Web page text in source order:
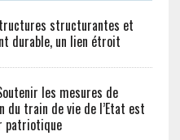
structurantes et
durable, un lien étroit
les mesures de
du train de vie de l’Etat est
patriotique